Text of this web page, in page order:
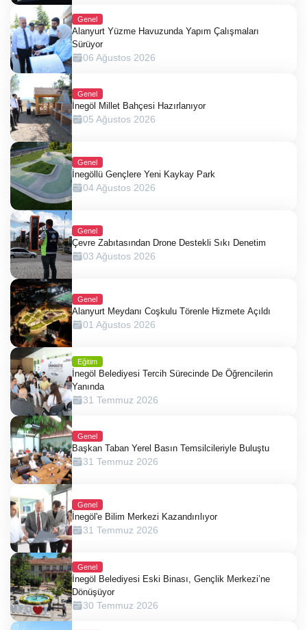
Genel
Alanyurt Yüzme Havuzunda Yapım Çalışmaları
Sürüyor
06 Ağustos 2026
Genel
İnegöl Millet Bahçesi Hazırlanıyor
05 Ağustos 2026
Genel
İnegöllü Gençlere Yeni Kaykay Park
04 Ağustos 2026
Genel
Çevre Zabıtasından Drone Destekli Sıkı Denetim
03 Ağustos 2026
Genel
Alanyurt Meydanı Coşkulu Törenle Hizmete Açıldı
01 Ağustos 2026
Eğitim
İnegöl Belediyesi Tercih Sürecinde De Öğrencilerin
Yanında
31 Temmuz 2026
Genel
Başkan Taban Yerel Basın Temsilcileriyle Buluştu
31 Temmuz 2026
Genel
İnegöl'e Bilim Merkezi Kazandırılıyor
31 Temmuz 2026
Genel
İnegöl Belediyesi Eski Binası, Gençlik Merkezi’ne
Dönüşüyor
30 Temmuz 2026